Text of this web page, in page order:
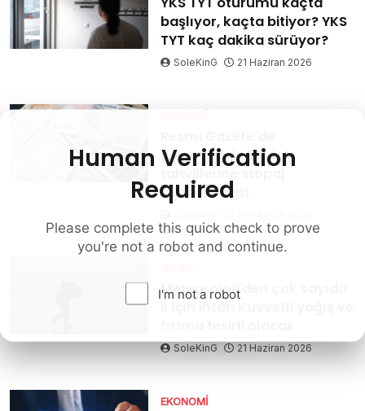
başlıyor, kaçta bitiyor? YKS
TYT kaç dakika sürüyor?
SoleKinG 21 Haziran 2026
yayımlandı: Devlet
düzenlemesi
Meteoroloji’den çok sayıda
SoleKinG 21 Haziran 2026
EKONOMI
Human Verification
Required
Please complete this quick check to prove
you're not a robot and continue.
I'm not a robot